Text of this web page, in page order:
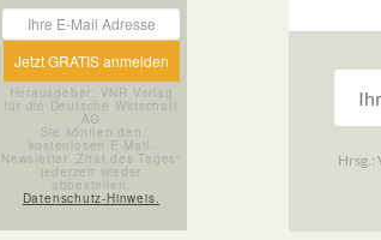
Herausgeber: VNR Verlag
für die Deutsche Wirtschaft
AG
Sie können den
kostenlosen E-Mail-
Newsletter „Zitat des Tages“
jederzeit wieder
abbestellen.
Datenschutz-Hinweis.